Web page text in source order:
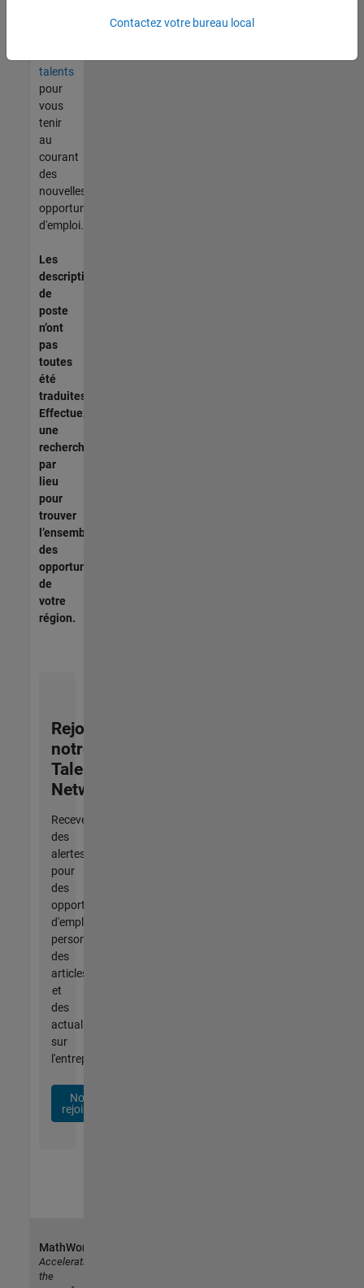
talents
pour
vous
tenir
au
courant
des
nouvelles
opportunités
d'emploi.
Les
descriptions
de
poste
n’ont
pas
toutes
été
traduites.
Effectuez
une
recherche
par
lieu
pour
trouver
l’ensemble
des
opportunités
de
votre
région.
Rejoignez
notre
Talent
Network
Recevez
des
alertes
pour
des
opportunités
d'emploi
personnalisées,
des
articles
et
des
actualités
sur
l'entreprise.
Nous
rejoindre
Contactez votre bureau local
MathWorks
Accelerating
the